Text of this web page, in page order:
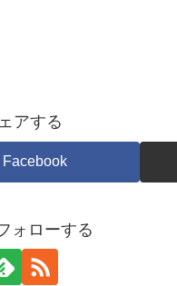
アする
Facebook
ォローする